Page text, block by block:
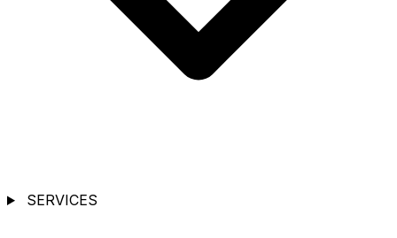
SERVICES